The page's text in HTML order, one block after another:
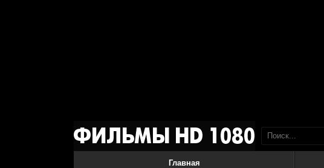
Главная